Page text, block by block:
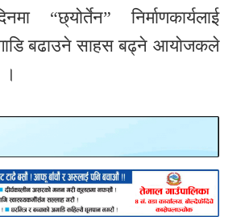
“छ्योर्तेन” निर्माणकार्यलाई
बढाउने साहस बढ्ने आयाेजकले